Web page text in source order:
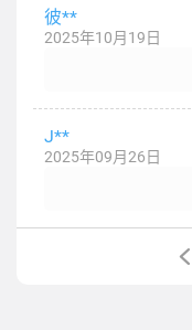
彼**
2025年10月19日
J**
2025年09月26日